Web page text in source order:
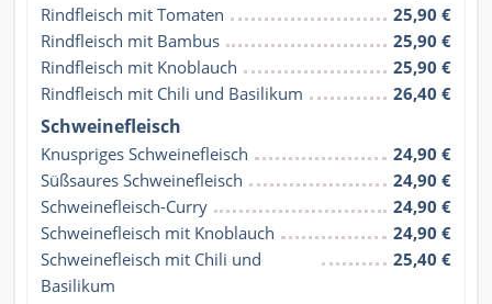
Rindfleisch mit Tomaten
25,90 €
Rindfleisch mit Bambus
25,90 €
Rindfleisch mit Knoblauch
25,90 €
Rindfleisch mit Chili und Basilikum
26,40 €
Schweinefleisch
Knuspriges Schweinefleisch
24,90 €
Süßsaures Schweinefleisch
24,90 €
Schweinefleisch-Curry
24,90 €
Schweinefleisch mit Knoblauch
24,90 €
Schweinefleisch mit Chili und
Basilikum
25,40 €